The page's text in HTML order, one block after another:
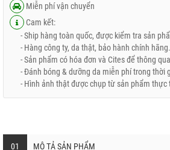
Miễn phí vận chuyển
Cam kết:
- Ship hàng toàn quốc, được kiểm tra sản
- Hàng công ty, da thật, bảo hành chính hãng.
- Sản phẩm có hóa đơn và Cites để thông
- Đánh bóng & dưỡng da miễn phí trong thời
- Hình ảnh thật được chụp từ sản phẩm thực
01 MÔ TẢ SẢN PHẨM